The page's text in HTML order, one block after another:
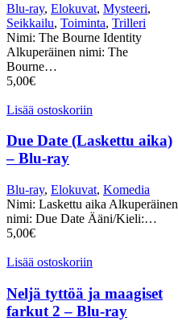
Blu-ray, Elokuvat, Mysteeri,
Seikkailu, Toiminta, Trilleri
Nimi: The Bourne Identity
Alkuperäinen nimi: The
Bourne…
5,00€
Lisää ostoskoriin
Due Date (Laskettu aika)
– Blu-ray
Blu-ray, Elokuvat, Komedia
Nimi: Laskettu aika Alkuperäinen
nimi: Due Date Ääni/Kieli:…
5,00€
Lisää ostoskoriin
Neljä tyttöä ja maagiset
farkut 2 – Blu-ray